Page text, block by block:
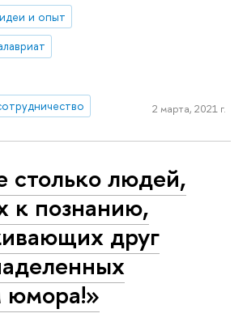
идеи и опыт
2 марта, 2021 г.
столько людей,
к познанию,
друг
юмора!»